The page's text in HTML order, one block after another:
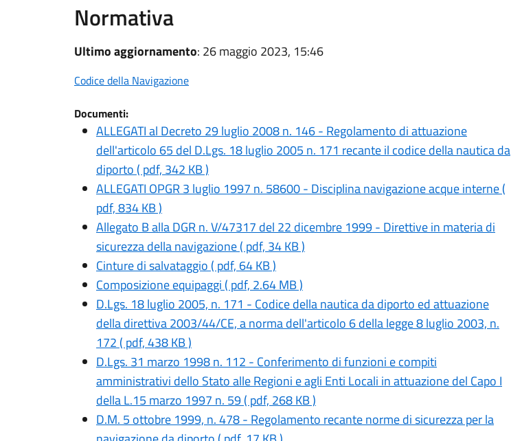
Normativa
Ultimo aggiornamento: 26 maggio 2023, 15:46
Codice della Navigazione
Documenti:
ALLEGATI al Decreto 29 luglio 2008 n. 146 - Regolamento di attuazione
dell'articolo 65 del D.Lgs. 18 luglio 2005 n. 171 recante il codice della nautica da
diporto ( pdf, 342 KB )
ALLEGATI OPGR 3 luglio 1997 n. 58600 - Disciplina navigazione acque interne (
pdf, 834 KB )
Allegato B alla DGR n. V/47317 del 22 dicembre 1999 - Direttive in materia di
sicurezza della navigazione ( pdf, 34 KB )
Cinture di salvataggio ( pdf, 64 KB )
Composizione equipaggi ( pdf, 2.64 MB )
D.Lgs. 18 luglio 2005, n. 171 - Codice della nautica da diporto ed attuazione
della direttiva 2003/44/CE, a norma dell'articolo 6 della legge 8 luglio 2003, n.
172 ( pdf, 438 KB )
D.Lgs. 31 marzo 1998 n. 112 - Conferimento di funzioni e compiti
amministrativi dello Stato alle Regioni e agli Enti Locali in attuazione del Capo I
della L.15 marzo 1997 n. 59 ( pdf, 268 KB )
D.M. 5 ottobre 1999, n. 478 - Regolamento recante norme di sicurezza per la